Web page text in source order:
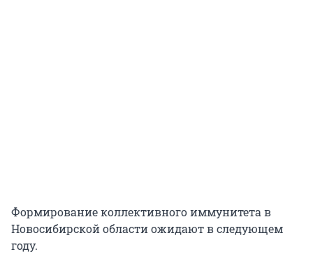
Формирование коллективного иммунитета в
Новосибирской области ожидают в следующем
году.